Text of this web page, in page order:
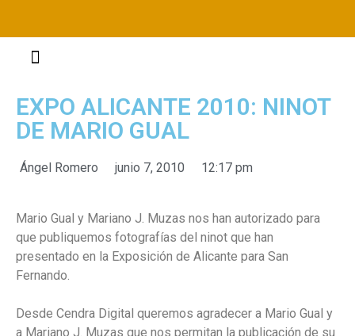
EXPO ALICANTE 2010: NINOT
DE MARIO GUAL
Ángel Romero junio 7, 2010 12:17 pm
Mario Gual y Mariano J. Muzas nos han autorizado para
que publiquemos fotografías del ninot que han
presentado en la Exposición de Alicante para San
Fernando.
Desde Cendra Digital queremos agradecer a Mario Gual y
a Mariano J. Muzas que nos permitan la publicación de su